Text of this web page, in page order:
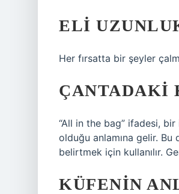
ELI
Her fırsatta bir şeyler
ÇANTADAKI
“All in the bag” ifadesi,
olduğu anlamına gelir. Bu
belirtmek için kullanılır.
KÜFENIN